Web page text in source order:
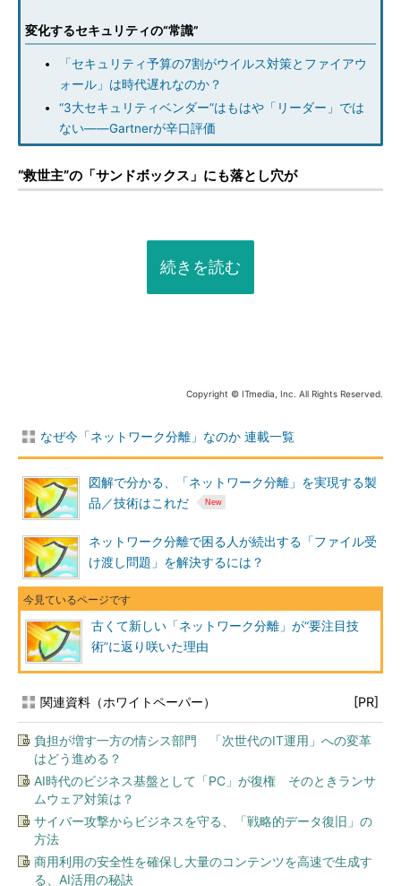
変化するセキュリティの“常識”
「セキュリティ予算の7割がウイルス対策とファイアウ
ォール」は時代遅れなのか？
“3大セキュリティベンダー”はもはや「リーダー」では
ない――Gartnerが辛口評価
“救世主”の「サンドボックス」にも落とし穴が
続きを読む
Copyright © ITmedia, Inc. All Rights Reserved.
なぜ今「ネットワーク分離」なのか 連載一覧
図解で分かる、「ネットワーク分離」を実現する製
品／技術はこれだ
ネットワーク分離で困る人が続出する「ファイル受
け渡し問題」を解決するには？
古くて新しい「ネットワーク分離」が“要注目技
術”に返り咲いた理由
関連資料（ホワイトペーパー） [PR]
負担が増す一方の情シス部門 「次世代のIT運用」への変革
はどう進める？
AI時代のビジネス基盤として「PC」が復権 そのときランサ
ムウェア対策は？
サイバー攻撃からビジネスを守る、「戦略的データ復旧」の
方法
商用利用の安全性を確保し大量のコンテンツを高速で生成す
る、AI活用の秘訣